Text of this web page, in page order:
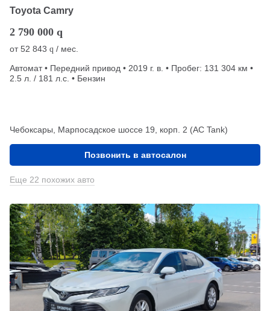
Toyota Camry
2 790 000 q
от52 843 q / мес.
Автомат • Передний привод • 2019 г. в. • Пробег: 131 304 км •
2.5 л. / 181 л.с. • Бензин
Чебоксары, Марпосадское шоссе 19, корп. 2 (АС Tank)
Позвонить в автосалон
Еще 22 похожих авто